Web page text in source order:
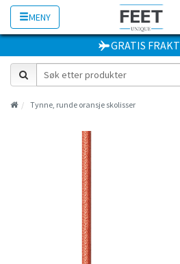
MENY
GRATIS FRAKT
Tynne, runde oransje skolisser